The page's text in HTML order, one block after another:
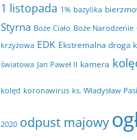
w
a
1 listopada 1% bazylika
Styrna Boże Ciało Boże Narodzenie
krzyżowa EDK Ekstremalna droga
światowa Jan Paweł II kamera
kolęd koronawirus ks. Władysław
2020 odpust majowy